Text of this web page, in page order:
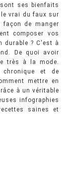
ses bienfaits
vrai du faux sur
de manger
composer vos
durable ? C'est à
De quoi avoir
très à la mode.
chronique et de
mettre en
à un véritable
infographies
saines et